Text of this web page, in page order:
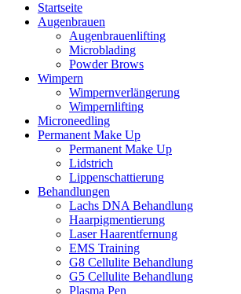
Startseite
Augenbrauen
Augenbrauenlifting
Microblading
Powder Brows
Wimpern
Wimpernverlängerung
Wimpernlifting
Microneedling
Permanent Make Up
Permanent Make Up
Lidstrich
Lippenschattierung
Behandlungen
Lachs DNA Behandlung
Haarpigmentierung
Laser Haarentfernung
EMS Training
G8 Cellulite Behandlung
G5 Cellulite Behandlung
Plasma Pen